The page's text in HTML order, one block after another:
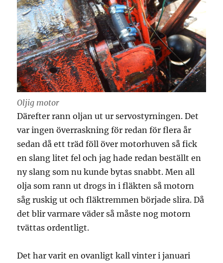
Oljig motor
Därefter rann oljan ut ur servostyrningen. Det
var ingen överraskning för redan för flera år
sedan då ett träd föll över motorhuven så fick
en slang litet fel och jag hade redan beställt en
ny slang som nu kunde bytas snabbt. Men all
olja som rann ut drogs in i fläkten så motorn
såg ruskig ut och fläktremmen började slira. Då
det blir varmare väder så måste nog motorn
tvättas ordentligt.
Det har varit en ovanligt kall vinter i januari